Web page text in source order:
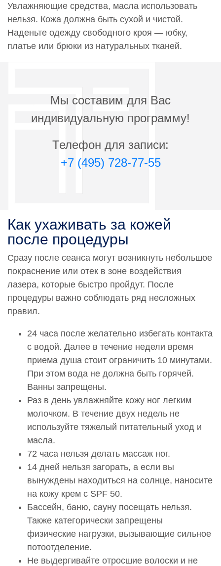
Проведение эпиляции.Эпиляция живота
5 900 руб.
0000787
Проведение эпиляции.Эпиляция кистей
3 500 руб.
0000789
Проведение эпиляции.Эпиляция области ягодиц
5 300 руб.
0000792
Проведение эпиляции.Эпиляция ореола молочной
железы
0000793
2 400 руб.
0000794
Проведение эпиляции.Эпиляция пальцев рук
2 400 руб.
0000795
Проведение эпиляции.Эпиляция плеч
0000796
Проведение эпиляции.Эпиляция по линии бикини
6 200 руб.
0000797
Проведение эпиляции.Эпиляция подбородка
3 500 руб.
Проведение эпиляции.Эпиляция подмышечных
впадин
4 200 руб.
Увлажняющие средства, масла использовать
нельзя. Кожа должна быть сухой и чистой.
Наденьте одежду свободного кроя — юбку,
платье или брюки из натуральных тканей.
Мы составим для Вас
индивидуальную программу!
Телефон для записи:
+7 (495) 728-77-55
Как ухаживать за кожей
после процедуры
Сразу после сеанса могут возникнуть небольшое
покраснение или отек в зоне воздействия
лазера, которые быстро пройдут. После
процедуры важно соблюдать ряд несложных
правил.
24 часа после желательно избегать контакта
с водой. Далее в течение недели время
приема душа стоит ограничить 10 минутами.
При этом вода не должна быть горячей.
Ванны запрещены.
Раз в день увлажняйте кожу ног легким
молочком. В течение двух недель не
используйте тяжелый питательный уход и
масла.
72 часа нельзя делать массаж ног.
14 дней нельзя загорать, а если вы
вынуждены находиться на солнце, наносите
на кожу крем с SPF 50.
Бассейн, баню, сауну посещать нельзя.
Также категорически запрещены
физические нагрузки, вызывающие сильное
потоотделение.
Не выдергивайте отросшие волоски и не